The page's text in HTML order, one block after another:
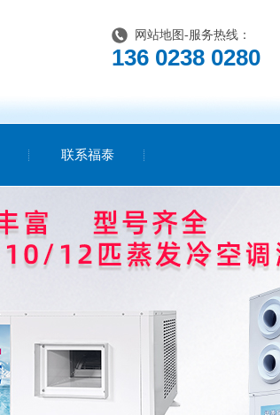
网站地图 -服务热线：
136 0238 0280
联系福泰